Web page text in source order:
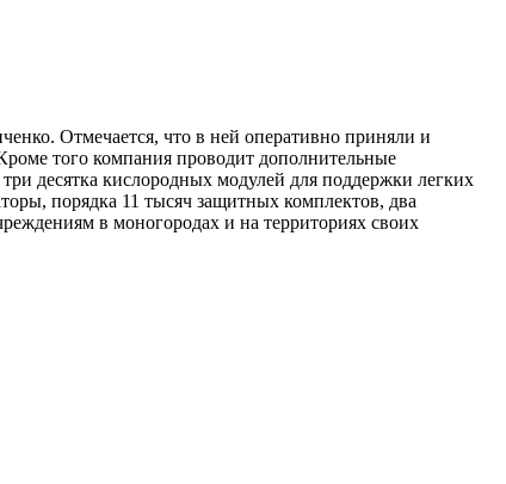
Отмечается, что в ней оперативно приняли и
того компания проводит дополнительные
десятка кислородных модулей для поддержки легких
порядка 11 тысяч защитных комплектов, два
в моногородах и на территориях своих